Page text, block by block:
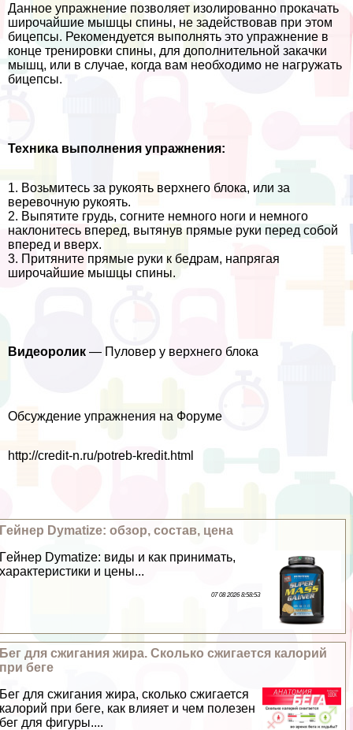
Данное упражнение позволяет изолированно прокачать
широчайшие мышцы спины, не задействовав при этом
бицепсы. Рекомендуется выполнять это упражнение в
конце тренировки спины, для дополнительной закачки
мышц, или в случае, когда вам необходимо не нагружать
бицепсы.
Техника выполнения упражнения:
1. Возьмитесь за рукоять верхнего блока, или за
веревочную рукоять.
2. Выпятите гpyдь, согните немного ноги и немного
наклонитесь вперед, вытянув прямые руки перед собой
вперед и вверх.
3. Притяните прямые руки к бедрам, напрягая
широчайшие мышцы спины.
Видеоролик — Пуловер у верхнего блока
Обсуждение упражнения на Форуме
http://credit-n.ru/potreb-kredit.html
Гeйнер Dymatize: обзор, состав, цена
Гeйнер Dymatize: виды и как принимать,
хаpaктеристики и цены...
07 08 2026 8:58:53
Бег для сжигания жира. Сколько сжигается калорий
при беге
Бег для сжигания жира, сколько сжигается
калорий при беге, как влияет и чем полезен
бег для фигуры....